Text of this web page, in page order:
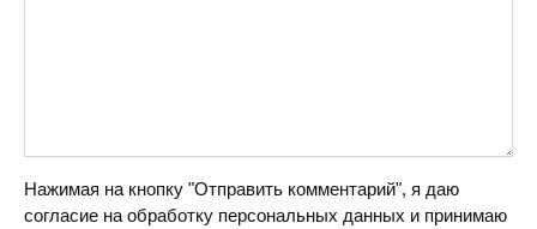
Нажимая на кнопку "Отправить комментарий", я даю
согласие на обработку персональных данных и принимаю